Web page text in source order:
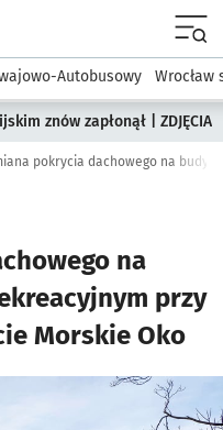
Autobusowy Wrocław
znów zapłonął | ZDJĘCIA
na
przy
Morskie Oko